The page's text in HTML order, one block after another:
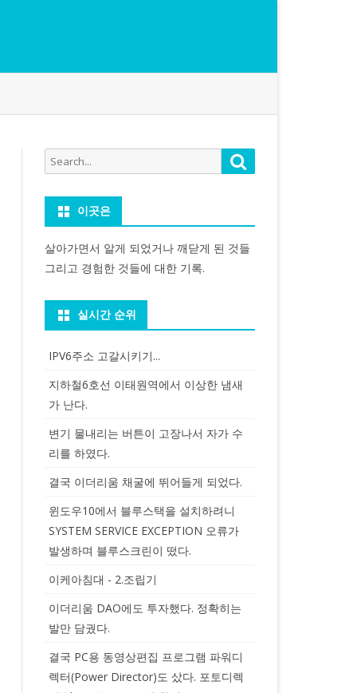
Search
for:
이곳은
살아가면서 알게 되었거나 깨닫게 된 것들
그리고 경험한 것들에 대한 기록.
실시간 순위
IPV6주소 고갈시키기...
지하철6호선 이태원역에서 이상한 냄새
가 난다.
변기 물내리는 버튼이 고장나서 자가 수
리를 하였다.
결국 이더리움 채굴에 뛰어들게 되었다.
윈도우10에서 블루스택을 설치하려니
SYSTEM SERVICE EXCEPTION 오류가
발생하며 블루스크린이 떴다.
이케아침대 - 2.조립기
이더리움 DAO에도 투자했다. 정확히는
발만 담궜다.
결국 PC용 동영상편집 프로그램 파워디
렉터(Power Director)도 샀다. 포토디렉